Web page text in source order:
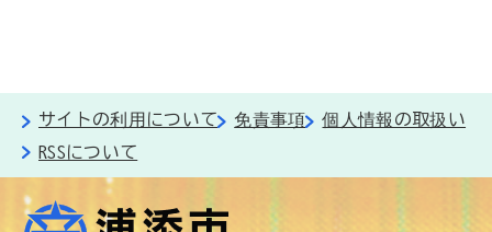
サイトの利用について 免責事項
個人情報の取扱い
RSSについて